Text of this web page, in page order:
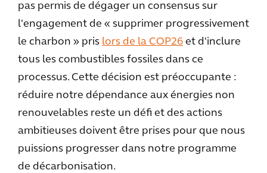
pas permis de dégager un consensus sur
l'engagement de « supprimer progressivement
le charbon » pris lors de la COP26 et d'inclure
tous les combustibles fossiles dans ce
processus. Cette décision est préoccupante :
réduire notre dépendance aux énergies non
renouvelables reste un défi et des actions
ambitieuses doivent être prises pour que nous
puissions progresser dans notre programme
de décarbonisation.